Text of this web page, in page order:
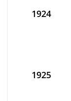
1924
1925